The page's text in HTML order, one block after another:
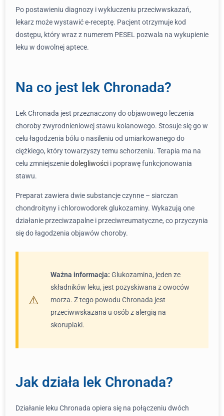
Po postawieniu diagnozy i wykluczeniu przeciwwskazań,
lekarz może wystawić e-receptę. Pacjent otrzymuje kod
dostępu, który wraz z numerem PESEL pozwala na wykupienie
leku w dowolnej aptece.
Na co jest lek Chronada?
Lek Chronada jest przeznaczony do objawowego leczenia
choroby zwyrodnieniowej stawu kolanowego. Stosuje się go w
celu łagodzenia bólu o nasileniu od umiarkowanego do
ciężkiego, który towarzyszy temu schorzeniu. Terapia ma na
celu zmniejszeniedolegliwości i poprawę funkcjonowania
stawu.
Preparat zawiera dwie substancje czynne – siarczan
chondroityny i chlorowodorek glukozaminy. Wykazują one
działanie przeciwzapalne i przeciwreumatyczne, co przyczynia
się do łagodzenia objawów choroby.
Ważna informacja: Glukozamina, jeden ze
składników leku, jest pozyskiwana z owoców
morza. Z tego powodu Chronada jest
przeciwwskazana u osób z alergią na
skorupiaki.
Jak działa lek Chronada?
Działanie leku Chronada opiera się na połączeniu dwóch